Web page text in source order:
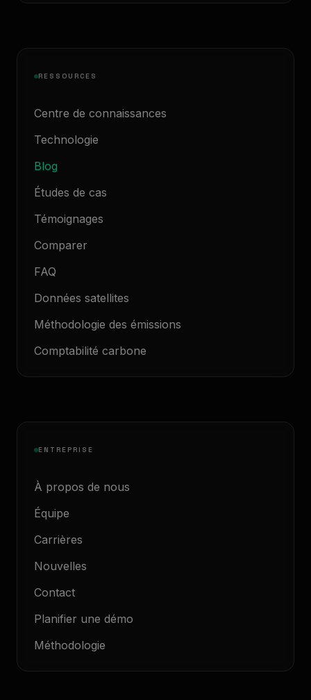
RESSOURCES
Centre de connaissances
Technologie
Blog
Études de cas
Témoignages
Comparer
FAQ
Données satellites
Méthodologie des émissions
Comptabilité carbone
ENTREPRISE
À propos de nous
Équipe
Carrières
Nouvelles
Contact
Planifier une démo
Méthodologie